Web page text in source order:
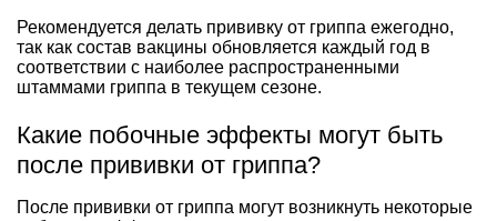
Рекомендуется делать прививку от гриппа ежегодно,
так как состав вакцины обновляется каждый год в
соответствии с наиболее распространенными
штаммами гриппа в текущем сезоне.
Какие побочные эффекты могут быть
после прививки от гриппа?
После прививки от гриппа могут возникнуть некоторые